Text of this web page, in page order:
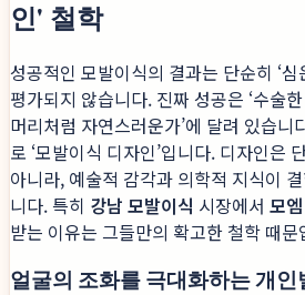
인' 철학
성공적인 모발이식의 결과는 단순히 ‘
평가되지 않습니다. 진짜 성공은 ‘수술
머리처럼 자연스러운가’에 달려 있습니
로 ‘모발이식 디자인’입니다. 디자인은
아니라, 예술적 감각과 의학적 지식이
니다. 특히 강남 모발이식 시장에서 모
받는 이유는 그들만의 확고한 철학 때문
얼굴의 조화를 극대화하는 개인